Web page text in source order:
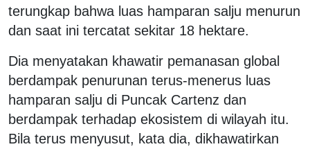
terungkap bahwa luas hamparan salju menurun
dan saat ini tercatat sekitar 18 hektare.
Dia menyatakan khawatir pemanasan global
berdampak penurunan terus-menerus luas
hamparan salju di Puncak Cartenz dan
berdampak terhadap ekosistem di wilayah itu.
Bila terus menyusut, kata dia, dikhawatirkan